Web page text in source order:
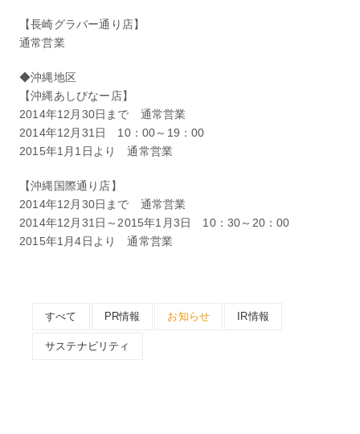
【長崎グラバー通り店】
通常営業
◆沖縄地区
【沖縄あしびなー店】
2014年12月30日まで 通常営業
2014年12月31日 10：00～19：00
2015年1月1日より 通常営業
【沖縄国際通り店】
2014年12月30日まで 通常営業
2014年12月31日～2015年1月3日 10：30～20：00
2015年1月4日より 通常営業
すべて PR情報 お知らせ IR情報
サステナビリティ